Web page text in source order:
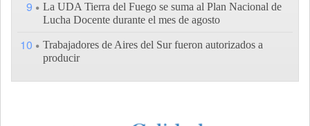
9
La UDA Tierra del Fuego se suma al Plan Nacional de
Lucha Docente durante el mes de agosto
10
Trabajadores de Aires del Sur fueron autorizados a
producir